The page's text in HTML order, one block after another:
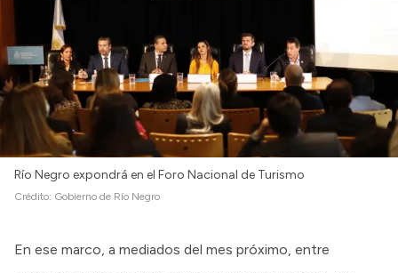
Río Negro expondrá en el Foro Nacional de Turismo
Crédito: Gobierno de Río Negro
En ese marco, a mediados del mes próximo, entre